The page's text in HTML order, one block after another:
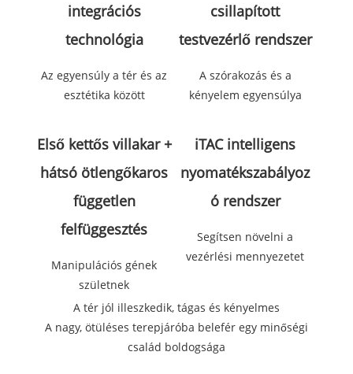
integrációs
technológia
Az egyensúly a tér és az
esztétika között
csillapított
testvezérlő rendszer
A szórakozás és a
kényelem egyensúlya
Első kettős villakar +
hátsó ötlengőkaros
független
felfüggesztés
Manipulációs gének
születnek
iTAC intelligens
nyomatékszabályoz
ó rendszer
Segítsen növelni a
vezérlési mennyezetet
A tér jól illeszkedik, tágas és kényelmes
A nagy, ötüléses terepjáróba belefér egy minőségi
család boldogsága